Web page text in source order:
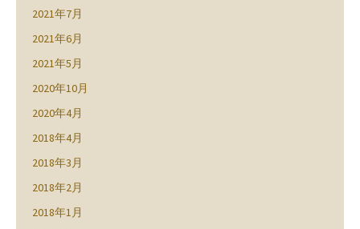
2021年7月
2021年6月
2021年5月
2020年10月
2020年4月
2018年4月
2018年3月
2018年2月
2018年1月